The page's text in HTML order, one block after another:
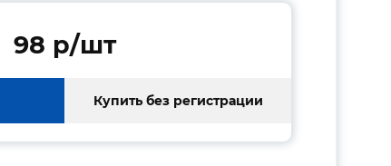
98 p/шт
Купить без регистрации